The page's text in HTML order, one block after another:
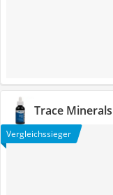
Trace
Vergleichssieger